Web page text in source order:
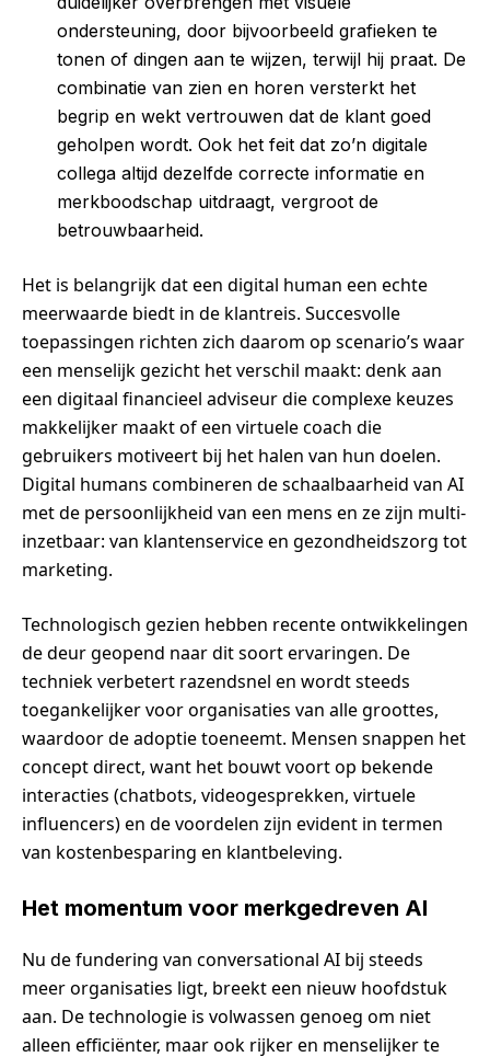
ondersteuning, door bijvoorbeeld grafieken te
tonen of dingen aan te wijzen, terwijl hij praat. De
combinatie van zien en horen versterkt het
begrip en wekt vertrouwen dat de klant goed
geholpen wordt. Ook het feit dat zo’n digitale
collega altijd dezelfde correcte informatie en
merkboodschap uitdraagt, vergroot de
betrouwbaarheid.
Het is belangrijk dat een digital human een echte
meerwaarde biedt in de klantreis. Succesvolle
toepassingen richten zich daarom op scenario’s waar
een menselijk gezicht het verschil maakt: denk aan
een digitaal financieel adviseur die complexe keuzes
makkelijker maakt of een virtuele coach die
gebruikers motiveert bij het halen van hun doelen.
Digital humans combineren de schaalbaarheid van AI
met de persoonlijkheid van een mens en ze zijn multi-
inzetbaar: van klantenservice en gezondheidszorg tot
marketing.
Technologisch gezien hebben recente ontwikkelingen
de deur geopend naar dit soort ervaringen. De
techniek verbetert razendsnel en wordt steeds
toegankelijker voor organisaties van alle groottes,
waardoor de adoptie toeneemt. Mensen snappen het
concept direct, want het bouwt voort op bekende
interacties (chatbots, videogesprekken, virtuele
influencers) en de voordelen zijn evident in termen
van kostenbesparing en klantbeleving.
Het momentum voor merkgedreven AI
Nu de fundering van conversational AI bij steeds
meer organisaties ligt, breekt een nieuw hoofdstuk
aan. De technologie is volwassen genoeg om niet
alleen efficiënter, maar ook rijker en menselijker te